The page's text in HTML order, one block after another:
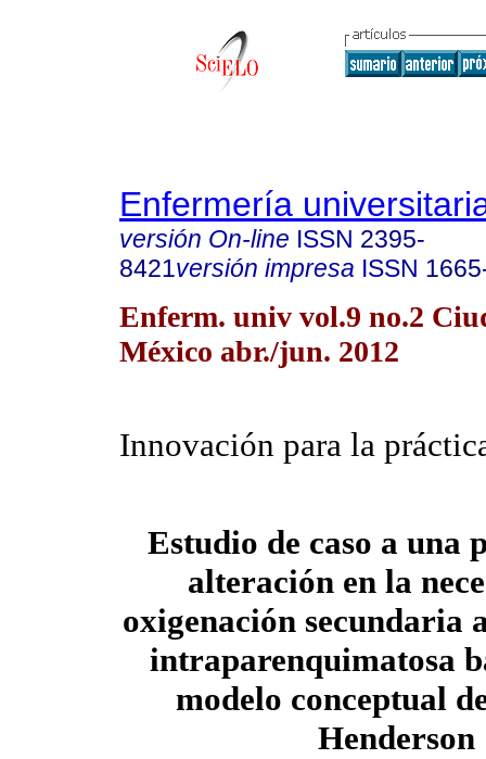
Enfermería
versión On-line ISSN 2395-
8421versión impresa ISSN
Enferm. univ vol.9 no.2
México abr./jun. 2012
Innovación para la
Estudio de caso a una
alteración en la
oxigenación secundaria
intraparenquimatosa
modelo conceptual
Henderson